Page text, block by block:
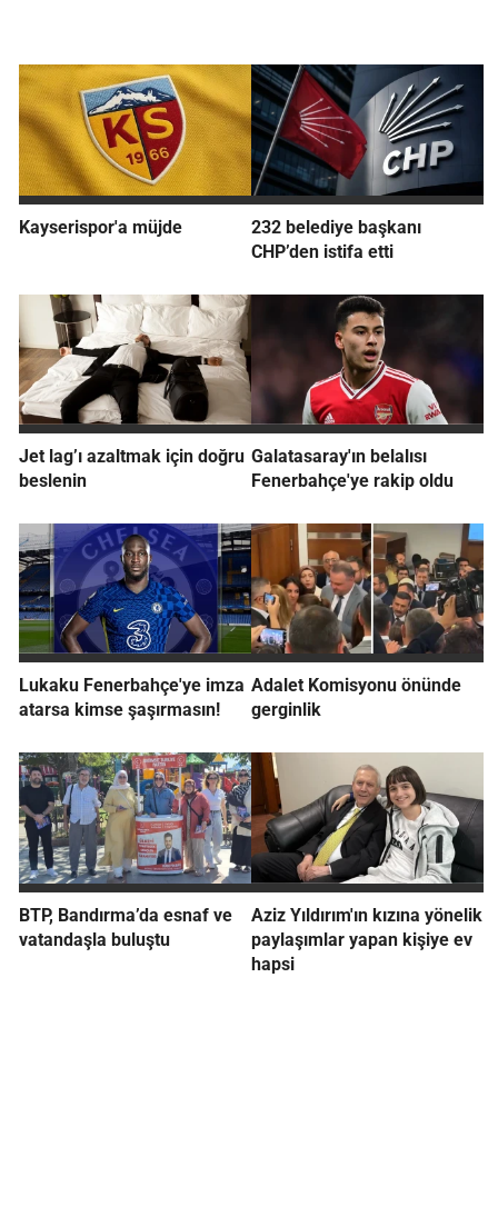
Kayserispor'a müjde
232 belediye başkanı
CHP’den istifa etti
Jet lag’ı azaltmak için doğru
beslenin
Galatasaray'ın belalısı
Fenerbahçe'ye rakip oldu
Lukaku Fenerbahçe'ye imza
atarsa kimse şaşırmasın!
Adalet Komisyonu önünde
gerginlik
BTP, Bandırma’da esnaf ve
vatandaşla buluştu
Aziz Yıldırım'ın kızına yönelik
paylaşımlar yapan kişiye ev
hapsi